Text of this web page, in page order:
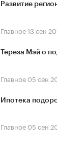
Развитие
Главное13 сен
Тереза Мэй о
Главное 05 сен
Ипотека
Главное 05 сен